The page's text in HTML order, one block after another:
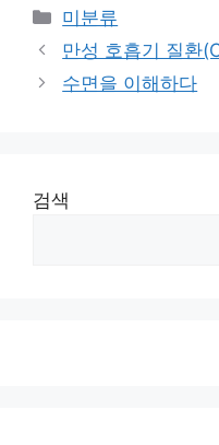
Categories
미분류
만성 호흡기 질환
수면을 이해하다
검색